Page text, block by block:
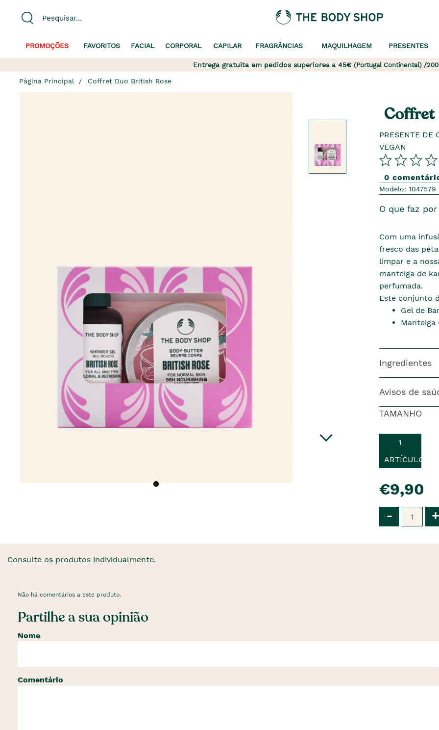
PROMOÇÕES FAVORITOS FACIAL CORPORAL CAPILAR FRAGRÂNCIAS MAQUILHAGEM PRESENTES
Entrega gratuita em pedidos superiores a 45€ (Portugal Continental) /
Página Principal Coffret Duo British Rose
Coffret
PRESENTE DE
VEGAN
0
Modelo: 1047579
O que faz
Com uma
fresco das
limpar e a
manteiga de
perfumada.
Este conjunto
Gel de
Manteiga
Ingredientes
Avisos de
TAMANHO
1
ARTÍCULO
€9,90
- +
Consulte os produtos individualmente.
Não há comentários a este produto.
Partilhe a sua opinião
Nome
Comentário